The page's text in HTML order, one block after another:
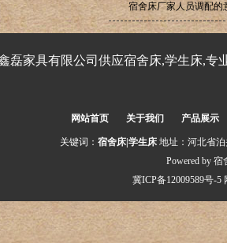
宿舍床厂家人员调配的
磊家具有限公司供应宿舍床,学生床,专
网站首页 关于我们 产品展示
关键词： 宿舍床|学生床地址：河北省泊
Powered by 宿
冀ICP备12009589号-5